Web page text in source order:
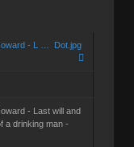
- L … Dot.jpg
- Last will and
a drinking man -